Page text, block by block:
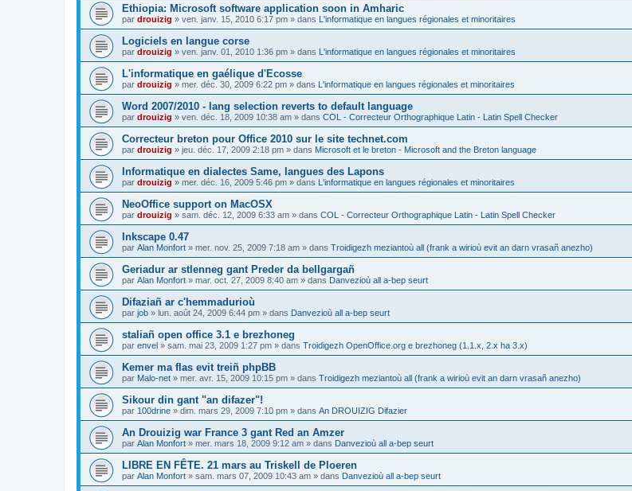
Ethiopia: Microsoft software application soon in Amharic
par drouizig » ven. janv. 15, 2010 6:17 pm » dans L'informatique en langues régionales et minoritaires
Logiciels en langue corse
par drouizig » ven. janv. 01, 2010 1:36 pm » dans L'informatique en langues régionales et minoritaires
L'informatique en gaélique d'Ecosse
par drouizig » mer. déc. 30, 2009 6:22 pm » dans L'informatique en langues régionales et minoritaires
Word 2007/2010 - lang selection reverts to default language
par drouizig » ven. déc. 18, 2009 10:38 am » dans COL - Correcteur Orthographique Latin - Latin Spell Checker
Correcteur breton pour Office 2010 sur le site technet.com
par drouizig » jeu. déc. 17, 2009 2:18 pm » dans Microsoft et le breton - Microsoft and the Breton language
Informatique en dialectes Same, langues des Lapons
par drouizig » mer. déc. 16, 2009 5:46 pm » dans L'informatique en langues régionales et minoritaires
NeoOffice support on MacOSX
par drouizig » sam. déc. 12, 2009 6:33 am » dans COL - Correcteur Orthographique Latin - Latin Spell Checker
Inkscape 0.47
par Alan Monfort » mer. nov. 25, 2009 7:18 am » dans Troidigezh meziantoù all (frank a wirioù evit an darn vrasañ anezho)
Geriadur ar stlenneg gant Preder da bellgargañ
par Alan Monfort » mar. oct. 27, 2009 8:40 am » dans Danvezioù all a-bep seurt
Difaziañ ar c'hemmadurioù
par job » lun. août 24, 2009 6:44 pm » dans Danvezioù all a-bep seurt
staliañ open office 3.1 e brezhoneg
par envel » sam. mai 23, 2009 1:27 pm » dans Troidigezh OpenOffice.org e brezhoneg (1.1.x, 2.x ha 3.x)
Kemer ma flas evit treiñ phpBB
par Malo-net » mer. avr. 15, 2009 10:15 pm » dans Troidigezh meziantoù all (frank a wirioù evit an darn vrasañ anezho)
Sikour din gant "an difazer"!
par 100drine » dim. mars 29, 2009 7:10 pm » dans An DROUIZIG Difazier
An Drouizig war France 3 gant Red an Amzer
par Alan Monfort » mer. mars 18, 2009 9:12 am » dans Danvezioù all a-bep seurt
LIBRE EN FÊTE. 21 mars au Triskell de Ploeren
par Alan Monfort » sam. mars 07, 2009 10:43 am » dans Danvezioù all a-bep seurt